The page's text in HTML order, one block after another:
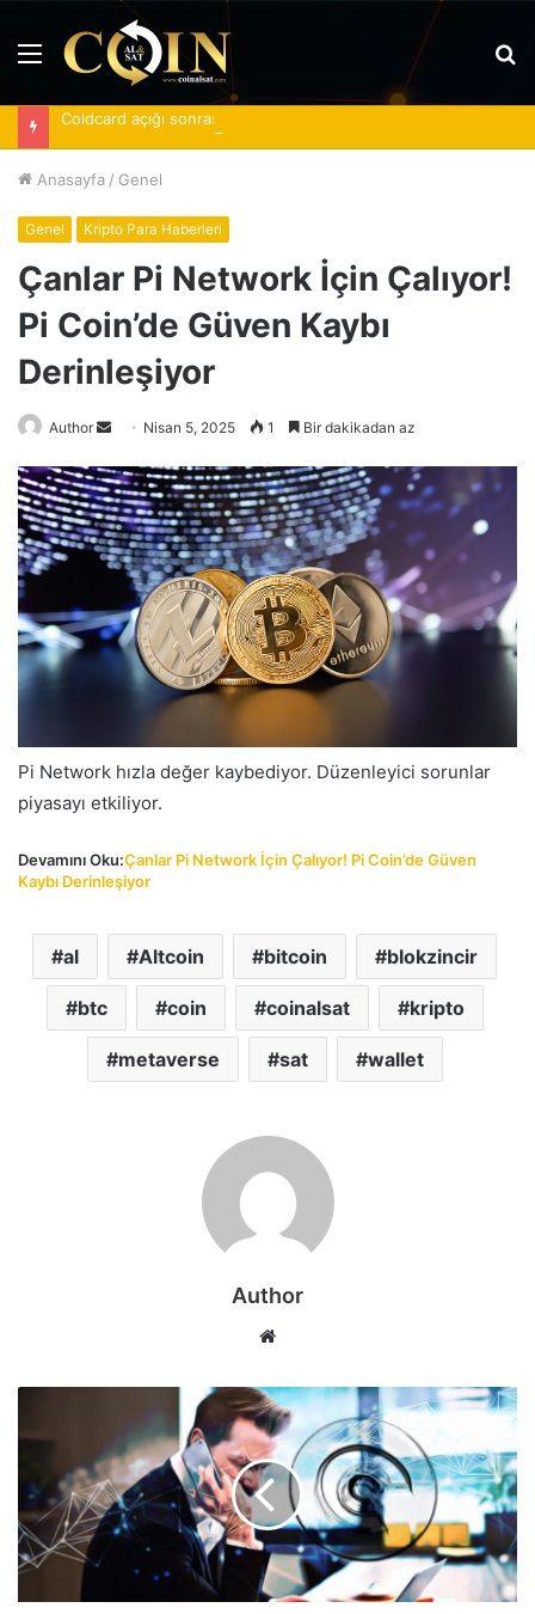
Menü
Anasayfa / Genel
Genel Kripto Para Haberleri
Çanlar Pi Network İçin Çalıyor!
Pi Coin’de Güven Kaybı
Derinleşiyor
Author
Bir
posta
göndermek
Nisan 5, 2025 1 Bir dakikadan az
Pi Network hızla değer kaybediyor. Düzenleyici sorunlar
piyasayı etkiliyor.
Devamını Oku:Çanlar Pi Network İçin Çalıyor! Pi Coin’de Güven
Kaybı Derinleşiyor
al Altcoin bitcoin blokzincir
btc coin coinalsat kripto
metaverse sat wallet
Author
Web